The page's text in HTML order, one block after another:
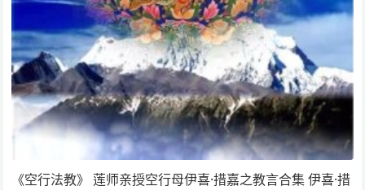
《空行法教》 莲师亲授空行母伊喜·措嘉之教言合集 伊喜·措